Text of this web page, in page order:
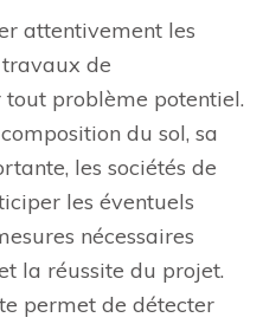
attentivement les
de
tout problème potentiel.
du sol, sa
les sociétés de
les éventuels
nécessaires
la réussite du projet.
permet de détecter